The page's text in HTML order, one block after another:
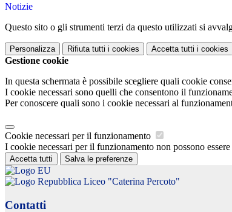
Notizie
Questo sito o gli strumenti terzi da questo utilizzati si
Personalizza Rifiuta tutti i cookies Accetta tutti i cookies
Gestione cookie
In questa schermata è possibile scegliere quali cookie
I cookie necessari sono quelli che consentono il
Per conoscere quali sono i cookie necessari al
Cookie necessari per il funzionamento
I cookie necessari per il funzionamento non possono
Accetta tutti Salva le preferenze
Liceo "Caterina Percoto"
Contatti